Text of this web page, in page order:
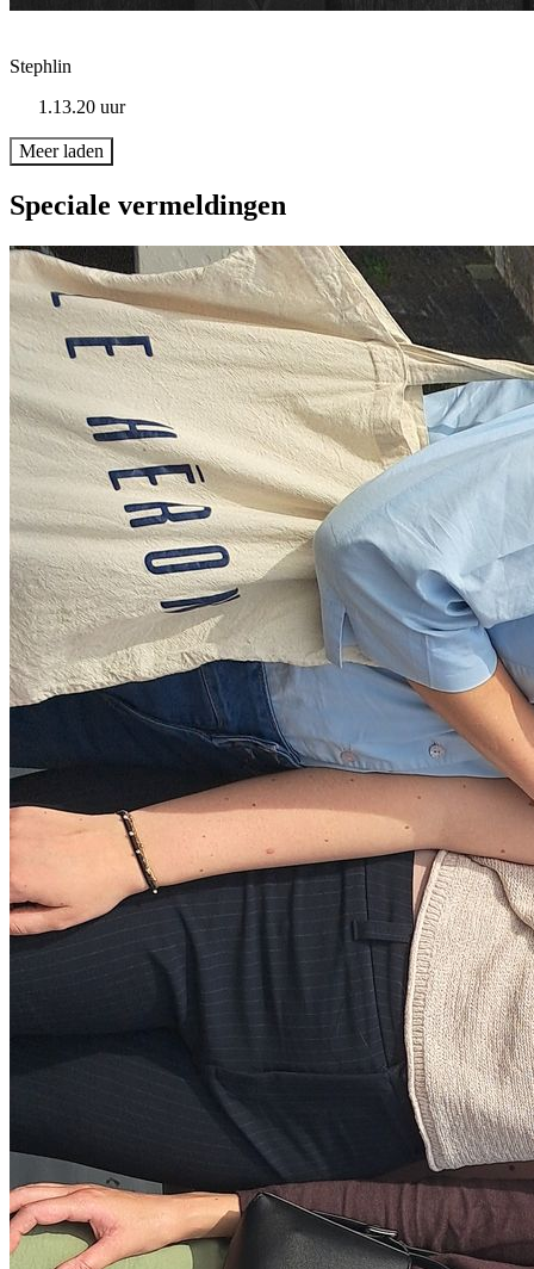
Stephlin
1.13.20 uur
Meer laden
Speciale vermeldingen